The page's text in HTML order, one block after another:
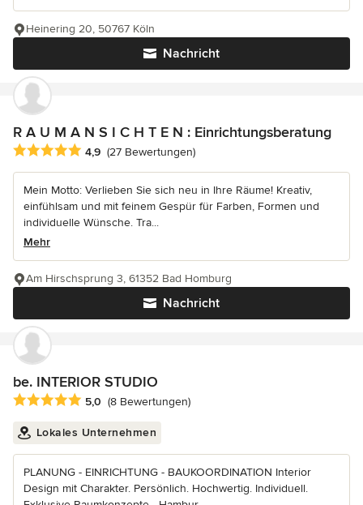
Nachricht
Heinering 20, 50767 Köln
R A U M A N S I C H T E N : Einrichtungsberatung
Durchschnittliche Bewertung: 4.9 von 5 Sternen
4,9 (27 Bewertungen)
Mein Motto: Verlieben Sie sich neu in Ihre Räume! Kreativ,
einfühlsam und mit feinem Gespür für Farben, Formen und
individuelle Wünsche. Tra...
Mehr
Nachricht
Am Hirschsprung 3, 61352 Bad Homburg
be. INTERIOR STUDIO
Durchschnittliche Bewertung: 5 von 5 Sternen
5,0 (8 Bewertungen)
Lokales Unternehmen
PLANUNG - EINRICHTUNG - BAUKOORDINATION Interior
Design mit Charakter. Persönlich. Hochwertig. Individuell.